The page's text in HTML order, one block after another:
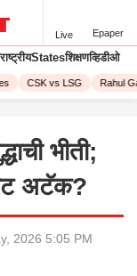
Live Epaper
राष्ट्रीयStatesशिक्षणव्हिडीओ
CSK vs LSG Rahul
भीती;
अटॅक?
2026 5:05 PM